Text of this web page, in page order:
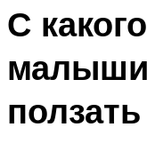
С
ползать